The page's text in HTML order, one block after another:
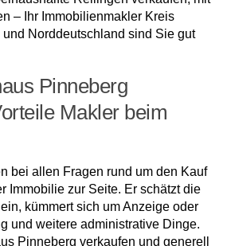
– Ihr Immobilienmakler Kreis
Norddeutschland sind Sie gut
Pinneberg
Makler beim
bei allen Fragen rund um den Kauf
Immobilie zur Seite. Er schätzt die
kümmert sich um Anzeige oder
und weitere administrative Dinge.
Pinneberg verkaufen und generell